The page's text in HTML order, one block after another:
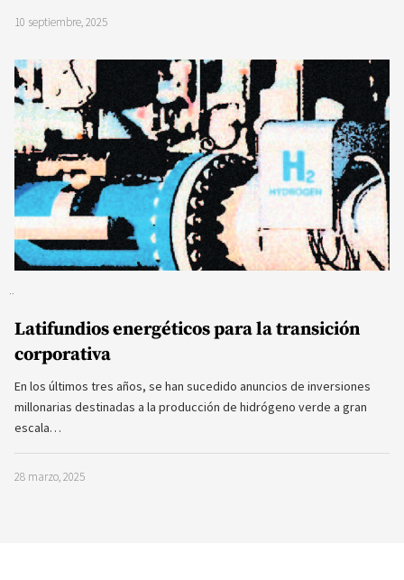
10 septiembre, 2025
Latifundios energéticos para la transición
corporativa
En los últimos tres años, se han sucedido anuncios de inversiones
millonarias destinadas a la producción de hidrógeno verde a gran
escala…
28 marzo, 2025